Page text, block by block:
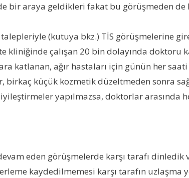
bir araya geldikleri fakat bu görüşmeden
(kutuya bkz.) TİS görüşmelerine
çalışan 20 bin dolayında doktoru
katlanan, ağır hastaları için günün her
küçük kozmetik düzeltmeden sonra
yapılmazsa, doktorlar arasında
eden görüşmelerde karşı tarafı
kaydedilmemesi karşı tarafın